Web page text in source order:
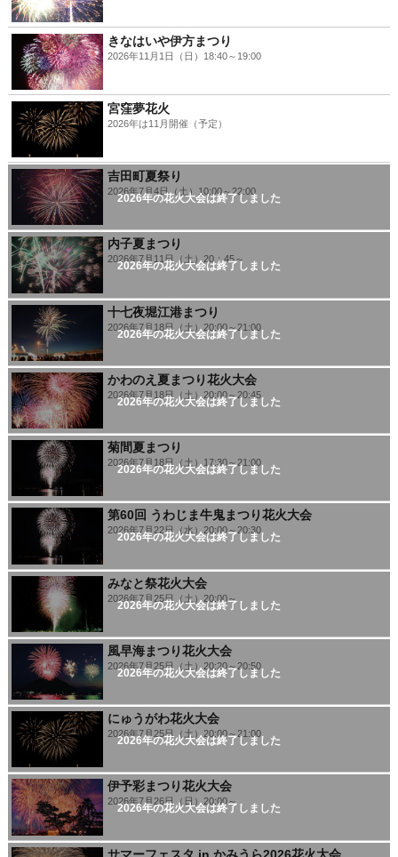
きなはいや伊方まつり
2026年11月1日（日）18:40～19:00
宮窪夢花火
2026年は11月開催（予定）
2026年の花火大会は終了しました
吉田町夏祭り
2026年7月4日（土）10:00～22:00
2026年の花火大会は終了しました
内子夏まつり
2026年7月11日（土）20：45～
2026年の花火大会は終了しました
十七夜堀江港まつり
2026年7月18日（土）20:00～21:00
2026年の花火大会は終了しました
かわのえ夏まつり花火大会
2026年7月18日（土）20:00～20:45
2026年の花火大会は終了しました
菊間夏まつり
2026年7月18日（土）17:30～21:00
2026年の花火大会は終了しました
第60回 うわじま牛鬼まつり花火大会
2026年7月22日（水）20:00～20:30
2026年の花火大会は終了しました
みなと祭花火大会
2026年7月25日（土）20:00～
2026年の花火大会は終了しました
風早海まつり花火大会
2026年7月25日（土）20:20～20:50
2026年の花火大会は終了しました
にゅうがわ花火大会
2026年7月25日（土）20:00～21:00
2026年の花火大会は終了しました
伊予彩まつり花火大会
2026年7月26日（日）20:00～
サマーフェスタ in かみうら2026花火大会